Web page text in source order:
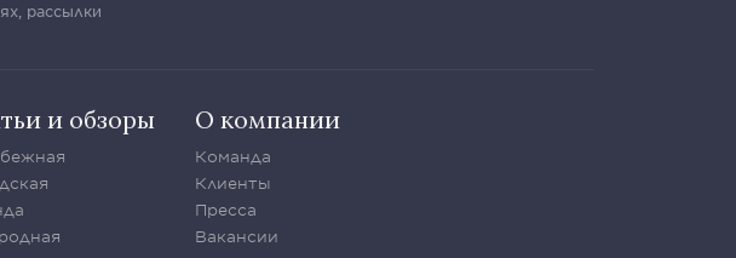
рассылки
и обзоры О компании
Команда
Клиенты
Пресса
Вакансии